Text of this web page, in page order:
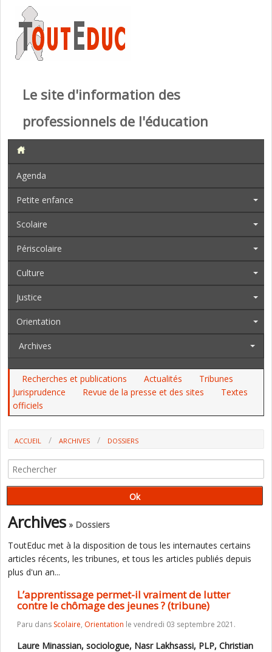
Le site d'information des
professionnels de l'éducation
Agenda
Petite enfance
Scolaire
Périscolaire
Culture
Justice
Orientation
Archives
Recherches et publications Actualités
Tribunes
Jurisprudence
Revue de la presse et des sites
Textes
officiels
ACCUEIL ARCHIVES
DOSSIERS
CHÔMAGE DES JEUNES ? (TRIBUNE)
Archives » Dossiers
ToutEduc met à la disposition de tous les internautes certains
articles récents, les tribunes, et tous les articles publiés depuis
plus d'un an...
L’apprentissage permet-il vraiment de lutter
contre le chômage des jeunes ? (tribune)
Paru dans Scolaire, Orientation le vendredi 03 septembre 2021.
Laure Minassian, sociologue, Nasr Lakhsassi, PLP, Christian